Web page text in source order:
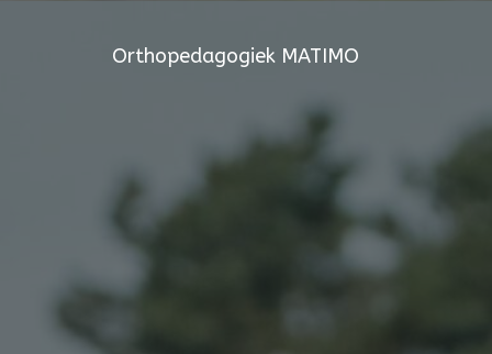
Orthopedagogiek MATIMO